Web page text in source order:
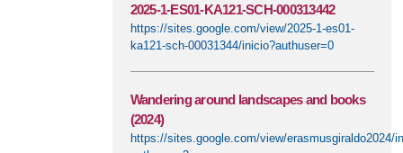
2025-1-ES01-KA121-SCH-000313442
https://sites.google.com/view/2025-1-es01-
ka121-sch-00031344/inicio?authuser=0
Wandering around landscapes and books
(2024)
https://sites.google.com/view/erasmusgiraldo2024/